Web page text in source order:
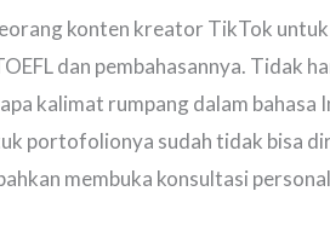
konten kreator TikTok
dan pembahasannya. Tidak
kalimat rumpang dalam
portofolionya sudah tidak bisa
membuka konsultasi